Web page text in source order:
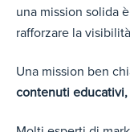
una mission solida
rafforzare la
Una mission ben
contenuti